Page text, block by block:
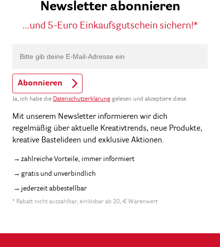
Newsletter abonnieren
...und 5-Euro Einkaufsgutschein sichern!*
Abonnieren
Ja, ich habe die Datenschutzerklärung gelesen und akzeptiere diese.
Mit unserem Newsletter informieren wir dich
regelmäßig über aktuelle Kreativtrends, neue Produkte,
kreative Bastelideen und exklusive Aktionen.
zahlreiche Vorteile, immer informiert
gratis und unverbindlich
jederzeit abbestellbar
* Rabatt nicht auszahlbar, einlösbar ab 20,-€ Warenwert